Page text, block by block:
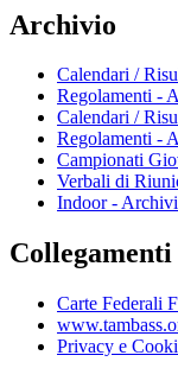
Archivio
Calendari /
Regolamenti -
Calendari /
Regolamenti -
Campionati
Verbali di
Indoor -
Collegamenti
Carte Federali
Privacy e